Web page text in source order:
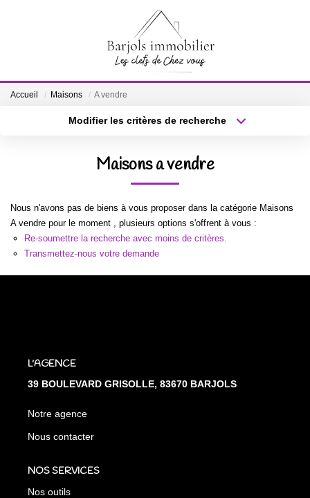
ACCUEIL
BIENS VENDUS
NOTRE ÉQUIPE
CONTACT
Accueil Maisons A vendre
Modifier les critères de recherche
Plus de critères Créer une alerte
Maisons a vendre
Nous n'avons pas de biens à vous proposer dans la catégorie Maisons
A vendre pour le moment , plusieurs options s'offrent à vous :
Re-soumettre la recherche avec moins de critères.
Transmettez-nous votre demande
L'AGENCE
39 BOULEVARD GRISOLLE, 83670 BARJOLS
Notre agence
Nous contacter
NOS SERVICES
Nos outils